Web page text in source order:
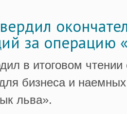
за операцию
в итоговом
бизнеса и
льва».